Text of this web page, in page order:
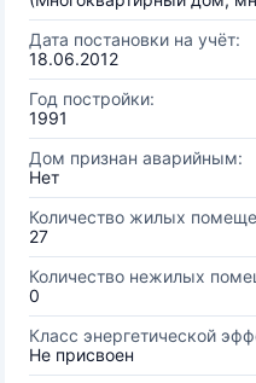
Дата постановки на учёт:
18.06.2012
Год постройки:
1991
Дом признан аварийным:
Нет
Количество жилых
27
Количество нежилых
0
Класс энергетической
Не присвоен